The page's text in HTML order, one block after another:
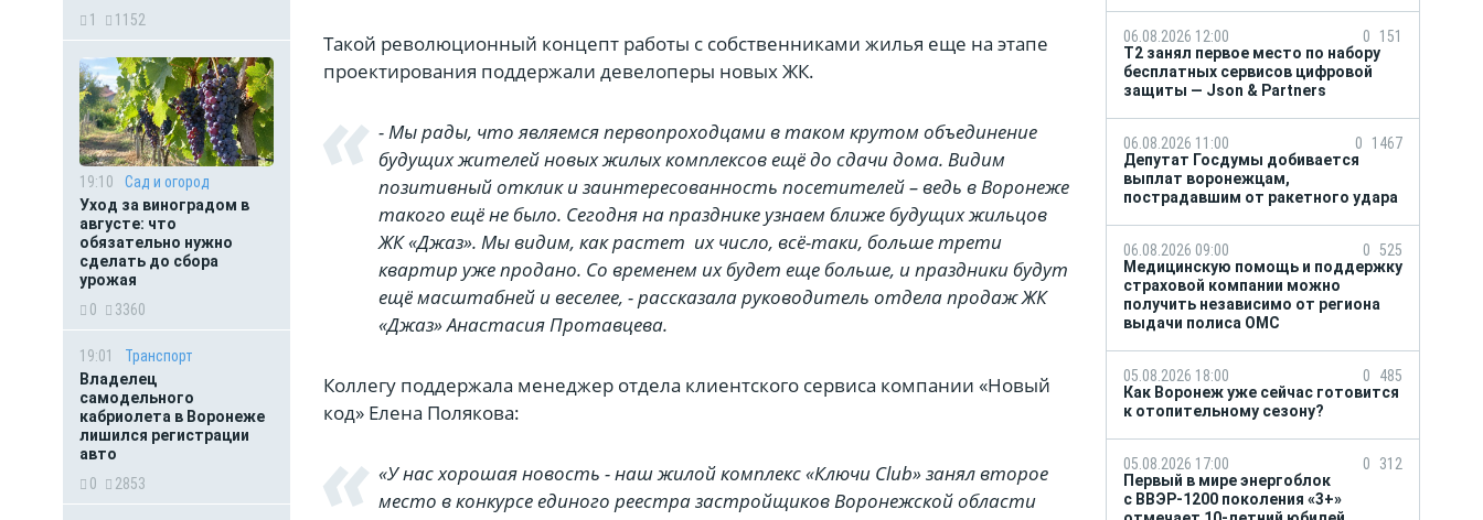
1
1152
19:10
Сад и огород
Уход за виноградом в
августе: что
обязательно нужно
сделать до сбора
урожая
0
3360
19:01
Транспорт
Владелец
самодельного
кабриолета в Воронеже
лишился регистрации
авто
0
2853
Такой революционный концепт работы с собственниками жилья еще на этапе
проектирования поддержали девелоперы новых ЖК.
- Мы рады, что являемся первопроходцами в таком крутом объединение
будущих жителей новых жилых комплексов ещё до сдачи дома. Видим
позитивный отклик и заинтересованность посетителей – ведь в Воронеже
такого ещё не было. Сегодня на празднике узнаем ближе будущих жильцов
ЖК «Джаз». Мы видим, как растет их число, всё-таки, больше трети
квартир уже продано. Со временем их будет еще больше, и праздники будут
ещё масштабней и веселее, - рассказала руководитель отдела продаж ЖК
«Джаз» Анастасия Протавцева.
Коллегу поддержала менеджер отдела клиентского сервиса компании «Новый
код» Елена Полякова:
«У нас хорошая новость - наш жилой комплекс «Ключи Club» занял второе
место в конкурсе единого реестра застройщиков Воронежской области
06.08.2026 12:00 0
151
Т2 занял первое место по набору
бесплатных сервисов цифровой
защиты — Json & Partners
06.08.2026 11:00 0
1467
Депутат Госдумы добивается
выплат воронежцам,
пострадавшим от ракетного удара
06.08.2026 09:00 0 525
Медицинскую помощь и поддержку
страховой компании можно
получить независимо от региона
выдачи полиса ОМС
05.08.2026 18:00 0
485
Как Воронеж уже сейчас готовится
к отопительному сезону?
05.08.2026 17:00 0
312
Первый в мире энергоблок
с ВВЭР-1200 поколения «3+»